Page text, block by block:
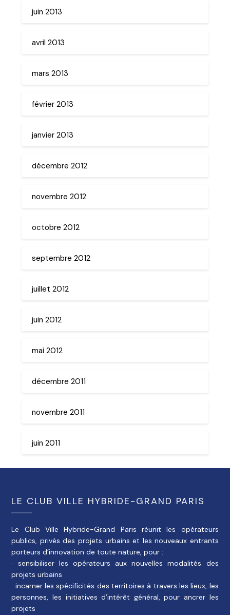
juin 2013
avril 2013
mars 2013
février 2013
janvier 2013
décembre 2012
novembre 2012
octobre 2012
septembre 2012
juillet 2012
juin 2012
mai 2012
décembre 2011
novembre 2011
juin 2011
LE CLUB VILLE HYBRIDE-GRAND PARIS
Le Club Ville Hybride-Grand Paris réunit les opérateurs
publics, privés des projets urbains et les nouveaux entrants
porteurs d’innovation de toute nature, pour :
· sensibiliser les opérateurs aux nouvelles modalités des
projets urbains
· incarner les spécificités des territoires à travers les lieux, les
personnes, les initiatives d’intérêt général, pour ancrer les
projets